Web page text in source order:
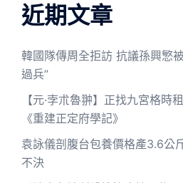
近期文章
韓國隊傳周全拒訪 抗議孫興慜
過兵”
【元·孛朮魯翀】正找九宮格時
《重建正定府學記》
袁詠儀剖腹台包養價格產3.6公
不決